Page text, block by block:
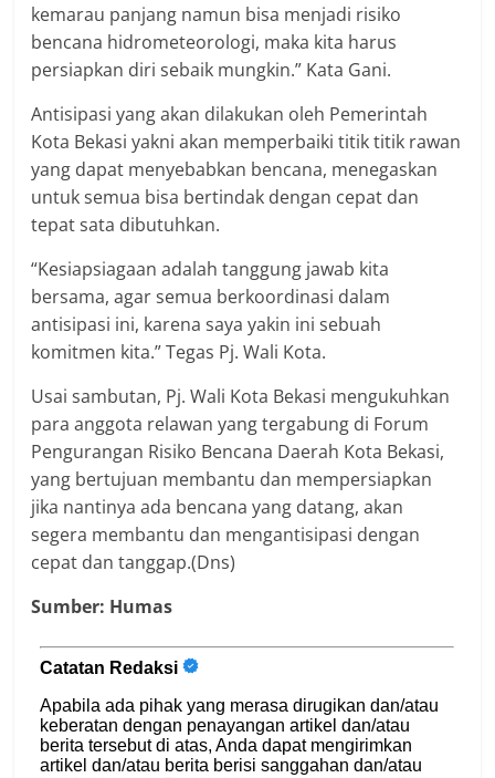
kemarau panjang namun bisa menjadi risiko
bencana hidrometeorologi, maka kita harus
persiapkan diri sebaik mungkin.” Kata Gani.
Antisipasi yang akan dilakukan oleh Pemerintah
Kota Bekasi yakni akan memperbaiki titik titik rawan
yang dapat menyebabkan bencana, menegaskan
untuk semua bisa bertindak dengan cepat dan
tepat sata dibutuhkan.
“Kesiapsiagaan adalah tanggung jawab kita
bersama, agar semua berkoordinasi dalam
antisipasi ini, karena saya yakin ini sebuah
komitmen kita.” Tegas Pj. Wali Kota.
Usai sambutan, Pj. Wali Kota Bekasi mengukuhkan
para anggota relawan yang tergabung di Forum
Pengurangan Risiko Bencana Daerah Kota Bekasi,
yang bertujuan membantu dan mempersiapkan
jika nantinya ada bencana yang datang, akan
segera membantu dan mengantisipasi dengan
cepat dan tanggap.(Dns)
Sumber: Humas